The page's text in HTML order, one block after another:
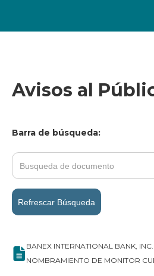
Avisos al
Barra de búsqueda:
Refrescar Búsqueda
BANEX INTERNATIONAL BANK,
NOMBRAMIENTO DE MONITOR